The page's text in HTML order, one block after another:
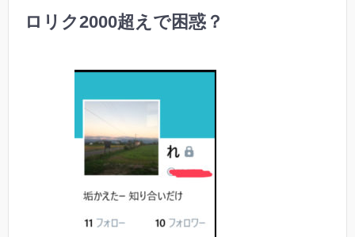
ロリク2000超えで困惑？